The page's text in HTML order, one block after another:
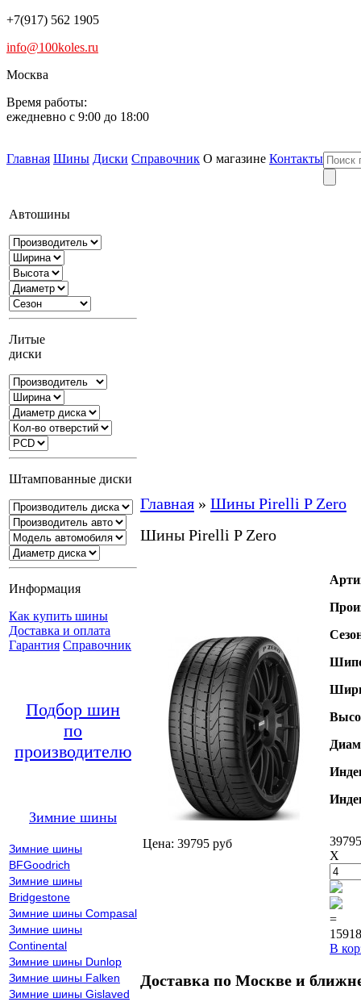
+7(917) 562 1905
info@100koles.ru
Москва
Время работы:
ежедневно с 9:00 до 18:00
Главная Шины Диски Справочник О магазине Контакты
Автошины
Литые
диски
Штампованные диски
Информация
Как купить шины
Доставка и оплата
Гарантия Справочник
Подбор шин
по
производителю
Зимние шины
Зимние шины
BFGoodrich
Зимние шины
Bridgestone
Зимние шины Compasal
Зимние шины
Continental
Зимние шины Dunlop
Зимние шины Falken
Зимние шины Gislaved
Главная » Шины Pirelli P Zero
Шины Pirelli P Zero
Цена: 39795 руб
X
=
В
Доставка по Москве и